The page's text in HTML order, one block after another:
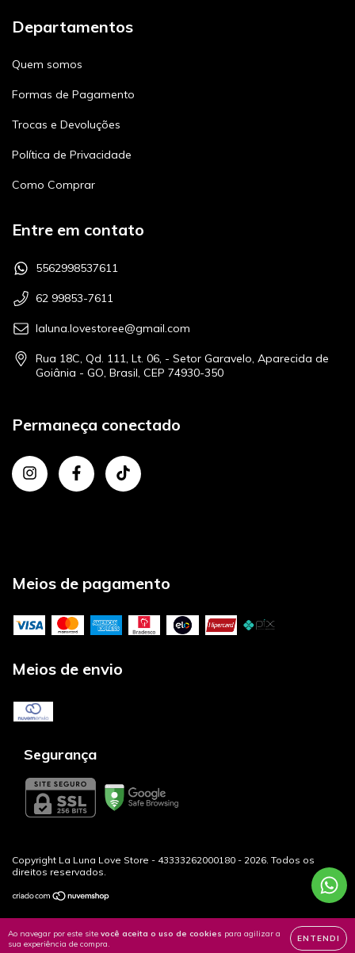
Ao navegar por este site você aceita o uso de cookies para agilizar a
sua experiência de compra.
ENTENDI
Departamentos
Quem somos
Formas de Pagamento
Trocas e Devoluções
Política de Privacidade
Como Comprar
Entre em contato
5562998537611
62 99853-7611
laluna.lovestoree@gmail.com
Rua 18C, Qd. 111, Lt. 06, - Setor Garavelo, Aparecida de
Goiânia - GO, Brasil, CEP 74930-350
Permaneça conectado
Meios de pagamento
Meios de envio
Segurança
Copyright La Luna Love Store - 43333262000180 - 2026. Todos os
direitos reservados.